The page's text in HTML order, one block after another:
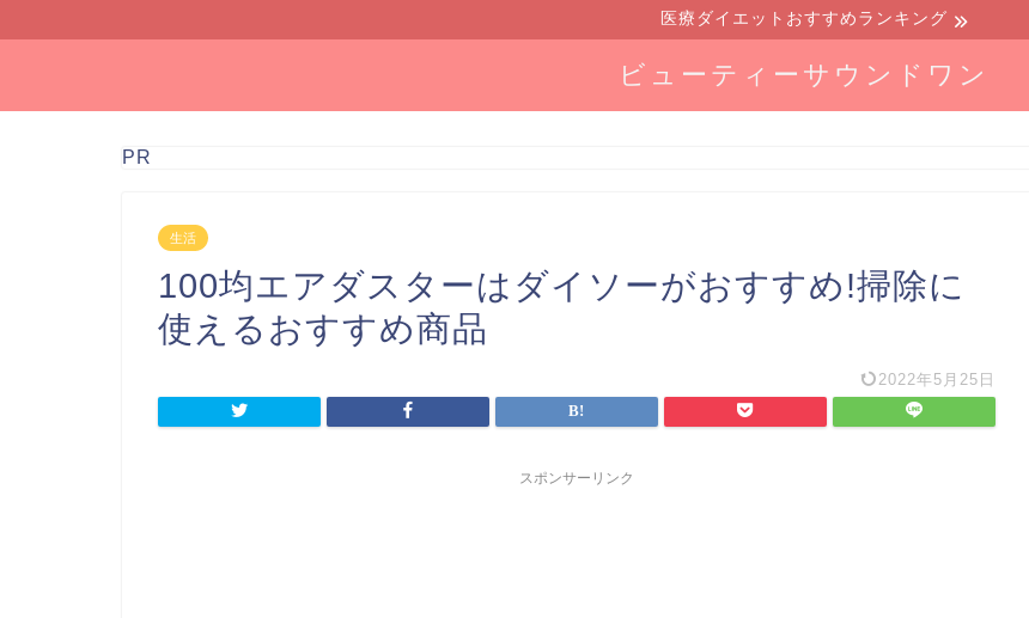
医療ダイエットおすすめランキング
ビューティーサウンドワン
PR
生活
100均エアダスターはダイソーがおすすめ!掃除に
使えるおすすめ商品
2022年5月25日
スポンサーリンク